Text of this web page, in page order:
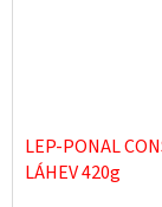
LEP-PONAL
LÁHEV 420g